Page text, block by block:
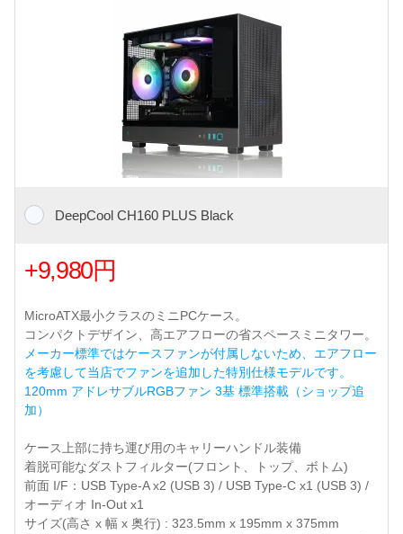
DeepCool CH160 PLUS Black
+9,980円
MicroATX最小クラスのミニPCケース。
コンパクトデザイン、高エアフローの省スペースミニタワー。
メーカー標準ではケースファンが付属しないため、エアフロー
を考慮して当店でファンを追加した特別仕様モデルです。
120mm アドレサブルRGBファン 3基 標準搭載（ショップ追
加）
ケース上部に持ち運び用のキャリーハンドル装備
着脱可能なダストフィルター(フロント、トップ、ボトム)
前面 I/F：USB Type-A x2 (USB 3) / USB Type-C x1 (USB 3) /
オーディオ In-Out x1
サイズ(高さ x 幅 x 奥行) : 323.5mm x 195mm x 375mm